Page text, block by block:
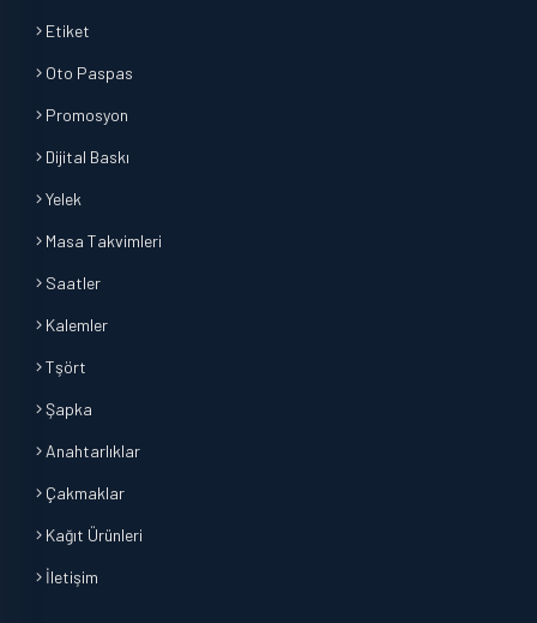
Etiket
Oto Paspas
Promosyon
Dijital Baskı
Yelek
Masa Takvimleri
Saatler
Kalemler
Tşört
Şapka
Anahtarlıklar
Çakmaklar
Kağıt Ürünleri
İletişim